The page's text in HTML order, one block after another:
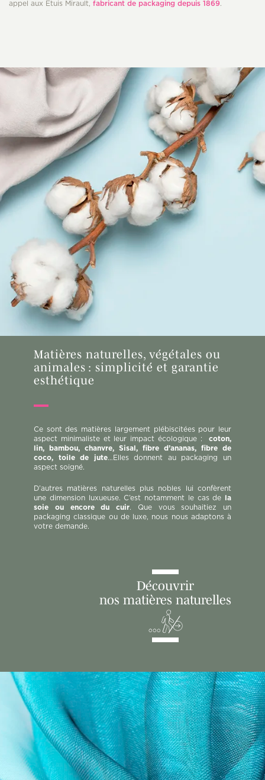
appel aux Etuis Mirault, fabricant de packaging depuis 1869.
Matières naturelles, végétales ou
animales : simplicité et garantie
esthétique
Ce sont des matières largement plébiscitées pour leur
aspect minimaliste et leur impact écologique : coton,
lin, bambou, chanvre, Sisal, fibre d’ananas, fibre de
coco, toile de jute…Elles donnent au packaging un
aspect soigné.
D’autres matières naturelles plus nobles lui confèrent
une dimension luxueuse. C’est notamment le cas de la
soie ou encore du cuir. Que vous souhaitiez un
packaging classique ou de luxe, nous nous adaptons à
votre demande.
Découvrir
nos matières naturelles